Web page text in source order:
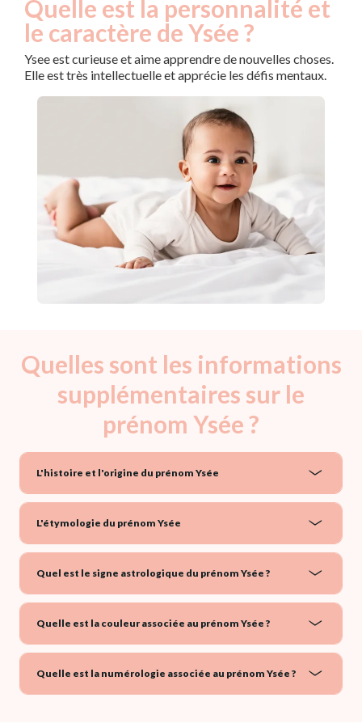
Quelle est la personnalité et
le caractère de Ysée ?
Ysee est curieuse et aime apprendre de nouvelles choses.
Elle est très intellectuelle et apprécie les défis mentaux.
Quelles sont les informations
supplémentaires sur le
prénom Ysée ?
L'histoire et l'origine du prénom Ysée
L'étymologie du prénom Ysée
Quel est le signe astrologique du prénom Ysée ?
Quelle est la couleur associée au prénom Ysée ?
Quelle est la numérologie associée au prénom Ysée ?